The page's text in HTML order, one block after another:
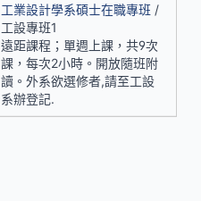
工業設計學系碩士在職專班 /
工設專班1
遠距課程；單週上課，共9次
課，每次2小時。開放隨班附
讀。外系欲選修者,請至工設
系辦登記.